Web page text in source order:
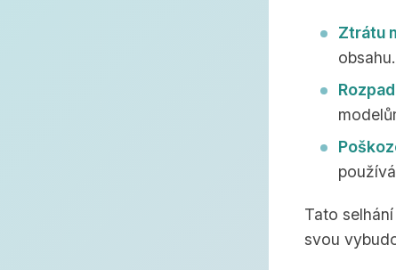
Ztrátu
obsahu.
Tato
svou